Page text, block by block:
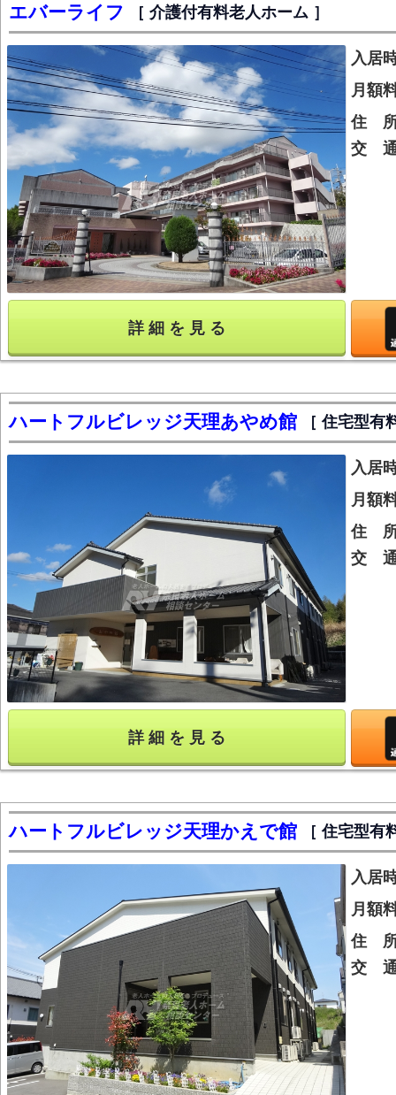
エバーライフ 介護付有料老人ホーム
入居
月額
住
交
詳 細 を 見 る
ハートフルビレッジ天理あやめ館 住宅型有
入居
月額
住
交
詳 細 を 見 る
ハートフルビレッジ天理かえで館 住宅型有
入居
月額
住
交